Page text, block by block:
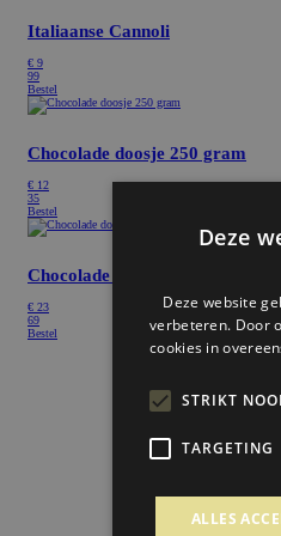
Italiaanse Cannoli
€ 9
99
Bestel
Chocolade doosje 250 gram
€ 12
35
Bestel
Chocolade doosje 500 gram
€ 23
69
Bestel
Deze
Deze website
verbeteren. Door
cookies in
STRIKT
TARGETING
ALLES